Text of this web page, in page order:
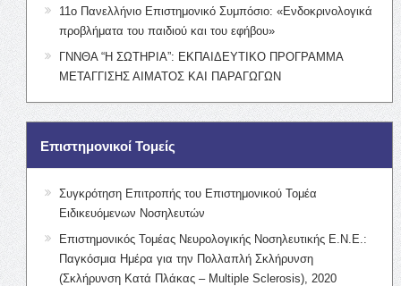
11ο Πανελλήνιο Επιστημονικό Συμπόσιο: «Ενδοκρινολογικά
προβλήματα του παιδιού και του εφήβου»
ΓΝΝΘΑ “Η ΣΩΤΗΡΙΑ”: ΕΚΠΑΙΔΕΥΤΙΚΟ ΠΡΟΓΡΑΜΜΑ
ΜΕΤΑΓΓΙΣΗΣ ΑΙΜΑΤΟΣ ΚΑΙ ΠΑΡΑΓΩΓΩΝ
Επιστημονικοί Τομείς
Συγκρότηση Επιτροπής του Επιστημονικού Τομέα
Ειδικευόμενων Νοσηλευτών
Επιστημονικός Τομέας Νευρολογικής Νοσηλευτικής Ε.Ν.Ε.:
Παγκόσμια Ημέρα για την Πολλαπλή Σκλήρυνση
(Σκλήρυνση Κατά Πλάκας – Multiple Sclerosis), 2020